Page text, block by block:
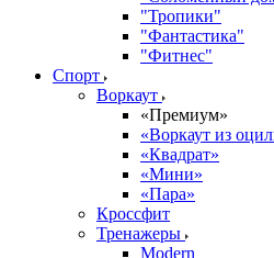
"Тропики"
"Фантастика"
"Фитнес"
Спорт
Воркаут
«Премиум»
«Воркаут из
«Квадрат»
«Мини»
«Пара»
Кроссфит
Тренажеры
Modern